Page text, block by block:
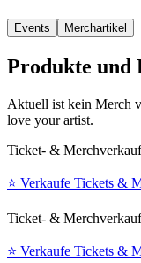
Events Merchartikel
Produkte und
Aktuell ist kein Merch
love your artist.
Ticket- & Merchverkauf
⭐️ Verkaufe Tickets &
Ticket- & Merchverkauf
⭐️ Verkaufe Tickets &